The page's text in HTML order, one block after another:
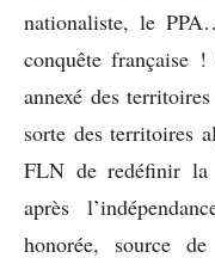
nationaliste, le
conquête française
annexé des
sorte des territoires
FLN de redéfinir
après
honorée, source